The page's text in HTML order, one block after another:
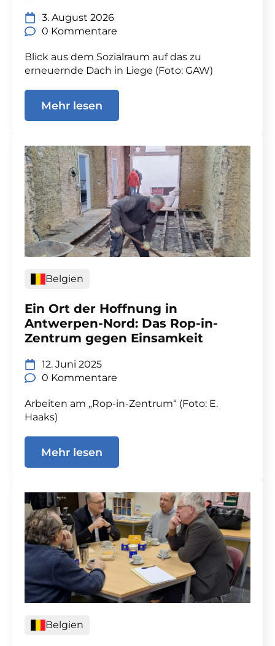
3. August 2026
0 Kommentare
Blick aus dem Sozialraum auf das zu
erneuernde Dach in Liege (Foto: GAW)
Mehr lesen
Belgien
Ein Ort der Hoffnung in
Antwerpen-Nord: Das Rop-in-
Zentrum gegen Einsamkeit
12. Juni 2025
0 Kommentare
Arbeiten am „Rop-in-Zentrum“ (Foto: E.
Haaks)
Mehr lesen
Belgien